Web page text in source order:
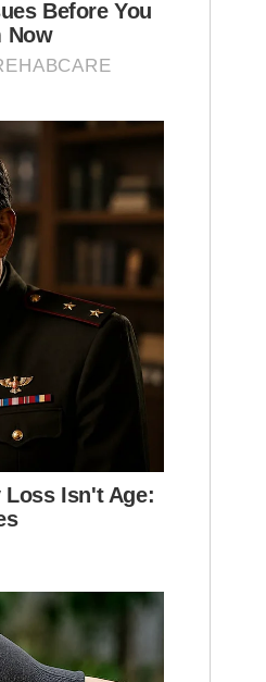
kamu’ - Dr
- Pas
Islam -
24 hingga 27